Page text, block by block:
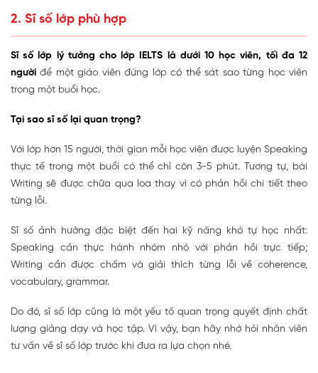
2. Sĩ số lớp phù hợp
Sĩ số lớp lý tưởng cho lớp IELTS là dưới 10 học viên, tối đa 12
người để một giáo viên đứng lớp có thể sát sao từng học viên
trong một buổi học.
Tại sao sĩ số lại quan trọng?
Với lớp hơn 15 người, thời gian mỗi học viên được luyện Speaking
thực tế trong một buổi có thể chỉ còn 3-5 phút. Tương tự, bài
Writing sẽ được chữa qua loa thay vì có phản hồi chi tiết theo
từng lỗi.
Sĩ số ảnh hưởng đặc biệt đến hai kỹ năng khó tự học nhất:
Speaking cần thực hành nhóm nhỏ với phản hồi trực tiếp;
Writing cần được chấm và giải thích từng lỗi về coherence,
vocabulary, grammar.
Do đó, sĩ số lớp cũng là một yếu tố quan trọng quyết định chất
lượng giảng dạy và học tập. Vì vậy, bạn hãy nhớ hỏi nhân viên
tư vấn về sĩ số lớp trước khi đưa ra lựa chọn nhé.